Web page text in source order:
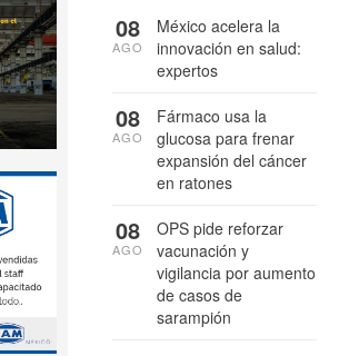
México acelera la
innovación en salud:
expertos
08
AGO
Fármaco usa la
glucosa para frenar
expansión del cáncer
en ratones
08
AGO
OPS pide reforzar
vacunación y
vigilancia por aumento
de casos de
sarampión
08
AGO